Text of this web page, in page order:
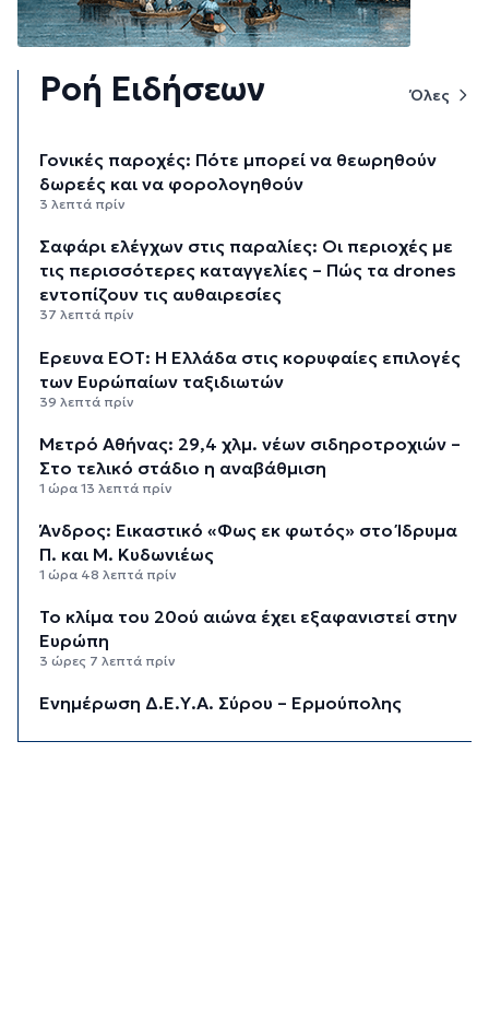
Ροή Ειδήσεων Όλες
Γονικές παροχές: Πότε μπορεί να θεωρηθούν
δωρεές και να φορολογηθούν
3 λεπτά πρίν
Σαφάρι ελέγχων στις παραλίες: Οι περιοχές με
τις περισσότερες καταγγελίες – Πώς τα drones
εντοπίζουν τις αυθαιρεσίες
37 λεπτά πρίν
Έρευνα ΕΟΤ: Η Ελλάδα στις κορυφαίες επιλογές
των Ευρώπαίων ταξιδιωτών
39 λεπτά πρίν
Μετρό Αθήνας: 29,4 χλμ. νέων σιδηροτροχιών –
Στο τελικό στάδιο η αναβάθμιση
1 ώρα 13 λεπτά πρίν
Άνδρος: Εικαστικό «Φως εκ φωτός» στο Ίδρυμα
Π. και Μ. Κυδωνιέως
1 ώρα 48 λεπτά πρίν
Το κλίμα του 20ού αιώνα έχει εξαφανιστεί στην
Ευρώπη
3 ώρες 7 λεπτά πρίν
Ενημέρωση Δ.Ε.Υ.Α. Σύρου – Ερμούπολης